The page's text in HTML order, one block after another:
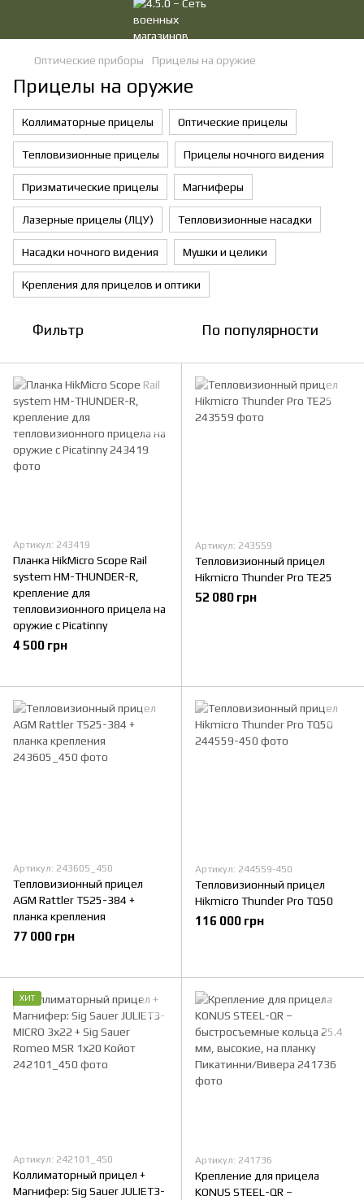
Оптические приборы Прицелы на оружие
Прицелы на оружие
Коллиматорные прицелы Оптические прицелы
Тепловизионные прицелы Прицелы ночного видения
Призматические прицелы Магниферы
Лазерные прицелы (ЛЦУ) Тепловизионные насадки
Насадки ночного видения Мушки и целики
Крепления для прицелов и оптики
Фильтр По популярности
Артикул: 243419
Планка HikMicro Scope Rail
system HM-THUNDER-R,
крепление для
тепловизионного прицела на
оружие с Picatinny
4 500 грн
Артикул: 243559
Тепловизионный прицел
Hikmicro Thunder Pro TE25
52 080 грн
Артикул: 243605_450
Тепловизионный прицел
AGM Rattler TS25-384 +
планка крепления
77 000 грн
Артикул: 244559-450
Тепловизионный прицел
Hikmicro Thunder Pro TQ50
116 000 грн
ХИТ
Артикул: 242101_450
Коллиматорный прицел +
Магнифер: Sig Sauer JULIET3-
Артикул: 241736
Крепление для прицела
KONUS STEEL-QR –